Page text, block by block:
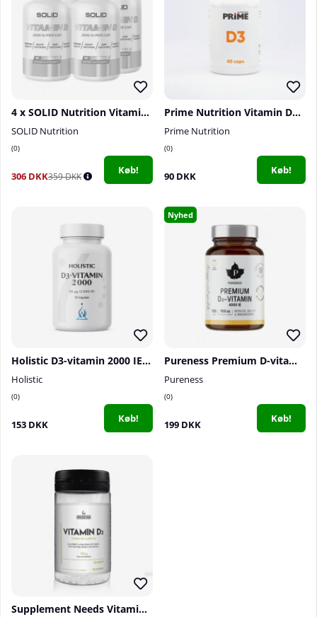
4 x SOLID Nutrition Vitamin D, 90 caps
SOLID Nutrition
0
306 DKK359 DKK
Køb!
Prime Nutrition Vitamin D3, 60 caps
Prime Nutrition
0
90 DKK Køb!
Holistic D3-vitamin 2000 IE, 90 caps
Holistic
0
153 DKK Køb!
Nyhed
Pureness Premium D-vitamin 4000 IE, 120 caps
Pureness
0
199 DKK Køb!
Supplement Needs Vitamin D3, 120 tabs